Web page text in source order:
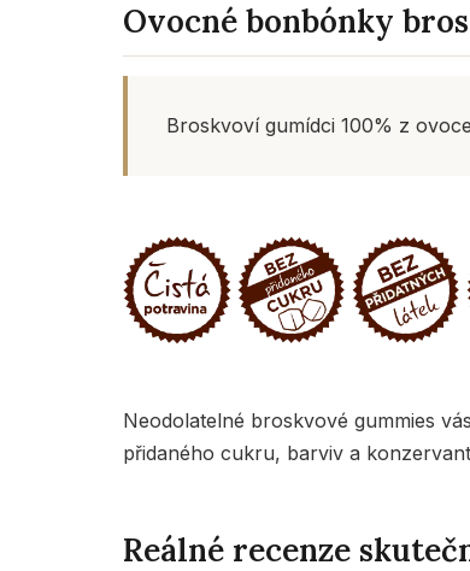
Ovocné bonbónky
Broskvoví gumídci 100% z
Neodolatelné broskvové gummies
přidaného cukru, barviv a
Reálné recenze